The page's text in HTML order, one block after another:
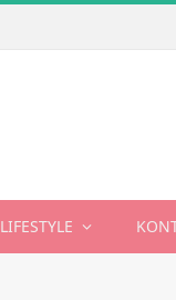
LIFESTYLE